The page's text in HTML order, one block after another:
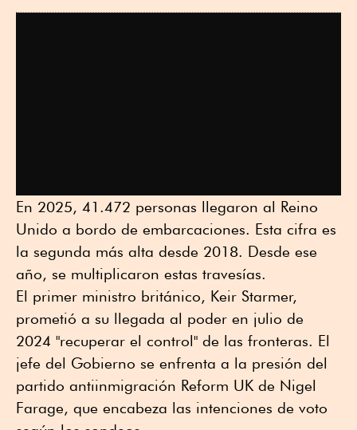
En 2025, 41.472 personas llegaron al Reino
Unido a bordo de embarcaciones. Esta cifra es
la segunda más alta desde 2018. Desde ese
año, se multiplicaron estas travesías.
El primer ministro británico, Keir Starmer,
prometió a su llegada al poder en julio de
2024 "recuperar el control" de las fronteras. El
jefe del Gobierno se enfrenta a la presión del
partido antiinmigración Reform UK de Nigel
Farage, que encabeza las intenciones de voto